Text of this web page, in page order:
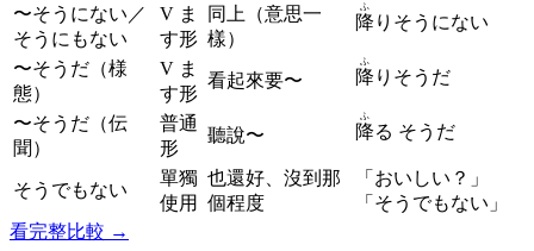
〜そうにない／
そうにもない
V ま
す形
同上（意思一
樣）
降
ふ
りそうにない
〜そうだ（様
態）
V ま
す形
看起來要〜 降
ふ
りそうだ
〜そうだ（伝
聞）
普通
形
聽說〜 降
ふ
る そうだ
そうでもない
單獨
使用
也還好、沒到那
個程度
「おいしい？」
「そうでもない」
看完整比較 →